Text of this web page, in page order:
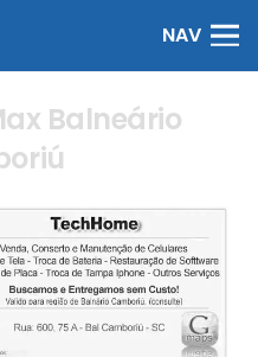
NAV
Balneário